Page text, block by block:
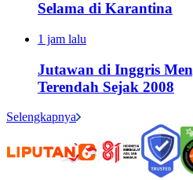
Selama di Karantina
1 jam lalu
Jutawan di Inggris
Terendah Sejak 2008
Selengkapnya